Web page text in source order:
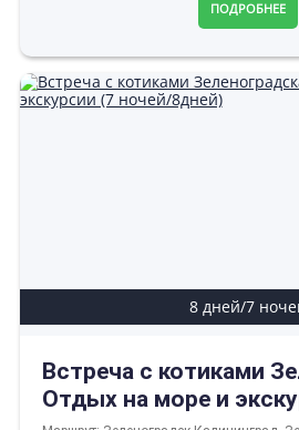
ПОДРОБНЕЕ
8 дней/7
Встреча с котиками Зеленоградска!
Отдых на море и